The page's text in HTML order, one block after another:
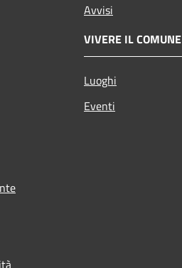
Avvisi
VIVERE IL COMUNE
Luoghi
Eventi